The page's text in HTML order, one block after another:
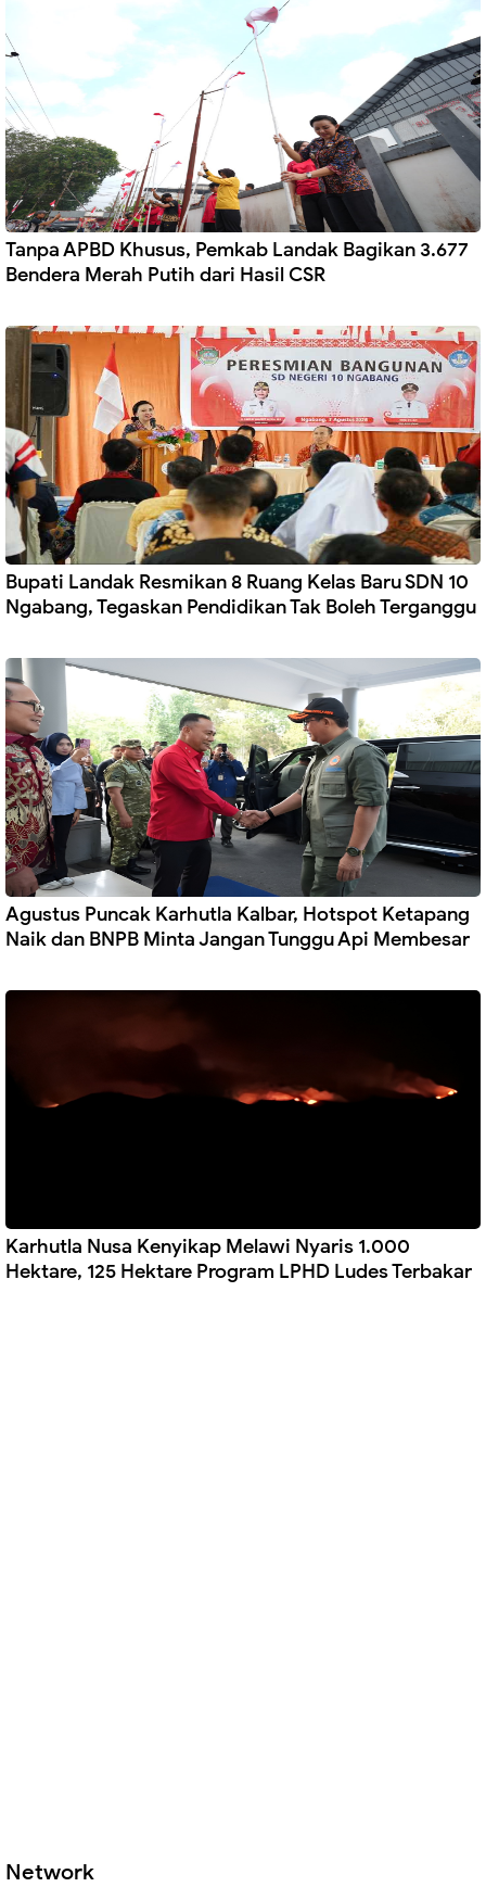
Tanpa APBD Khusus, Pemkab Landak Bagikan 3.677
Bendera Merah Putih dari Hasil CSR
Bupati Landak Resmikan 8 Ruang Kelas Baru SDN 10
Ngabang, Tegaskan Pendidikan Tak Boleh Terganggu
Agustus Puncak Karhutla Kalbar, Hotspot Ketapang
Naik dan BNPB Minta Jangan Tunggu Api Membesar
Karhutla Nusa Kenyikap Melawi Nyaris 1.000
Hektare, 125 Hektare Program LPHD Ludes Terbakar
Network